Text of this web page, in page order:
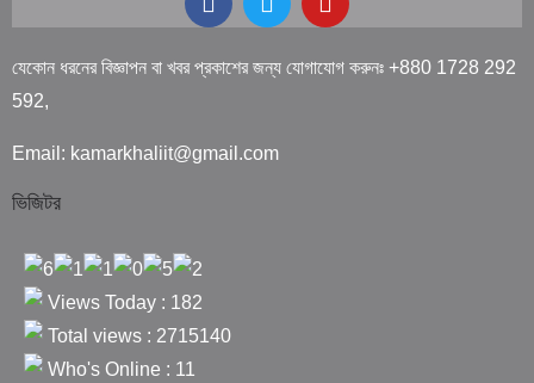
যেকোন ধরনের বিজ্ঞাপন বা খবর প্রকাশের জন্য যোগাযোগ করুনঃ +880 1728 292
592,
Email: kamarkhaliit@gmail.com
ভিজিটর
Views Today : 182
Total views : 2715140
Who's Online : 11